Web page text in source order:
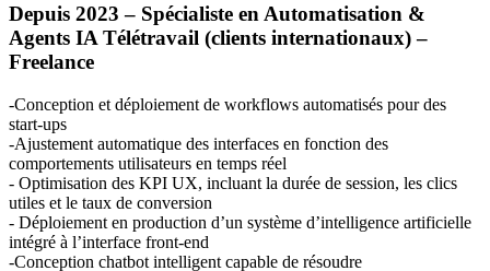
Depuis 2023 – Spécialiste en Automatisation &
Agents IA Télétravail (clients internationaux) –
Freelance
-Conception et déploiement de workflows automatisés pour des
start-ups
-Ajustement automatique des interfaces en fonction des
comportements utilisateurs en temps réel
- Optimisation des KPI UX, incluant la durée de session, les clics
utiles et le taux de conversion
- Déploiement en production d’un système d’intelligence artificielle
intégré à l’interface front-end
-Conception chatbot intelligent capable de résoudre